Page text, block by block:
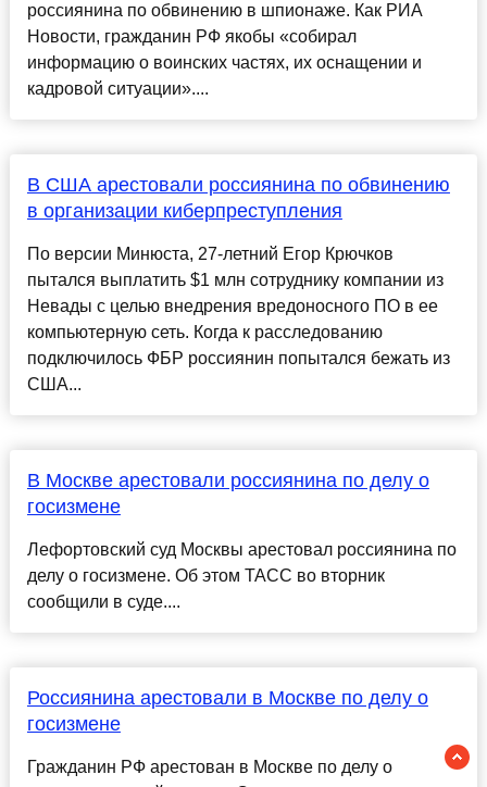
россиянина по обвинению в шпионаже. Как РИА
Новости, гражданин РФ якобы «собирал
информацию о воинских частях, их оснащении и
кадровой ситуации»....
В США арестовали россиянина по обвинению
в организации киберпреступления
По версии Минюста, 27-летний Егор Крючков
пытался выплатить $1 млн сотруднику компании из
Невады с целью внедрения вредоносного ПО в ее
компьютерную сеть. Когда к расследованию
подключилось ФБР россиянин попытался бежать из
США...
В Москве арестовали россиянина по делу о
госизмене
Лефортовский суд Москвы арестовал россиянина по
делу о госизмене. Об этом ТАСС во вторник
сообщили в суде....
Россиянина арестовали в Москве по делу о
госизмене
Гражданин РФ арестован в Москве по делу о